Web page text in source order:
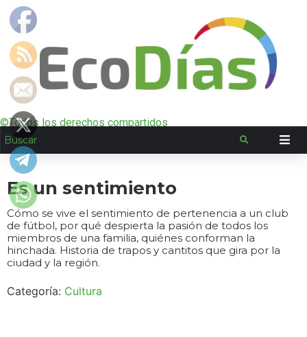
©Todos los derechos compartidos
Es un sentimiento
Cómo se vive el sentimiento de pertenencia a un club
de fútbol, por qué despierta la pasión de todos los
miembros de una familia, quiénes conforman la
hinchada. Historia de trapos y cantitos que gira por la
ciudad y la región.
Categoría: Cultura